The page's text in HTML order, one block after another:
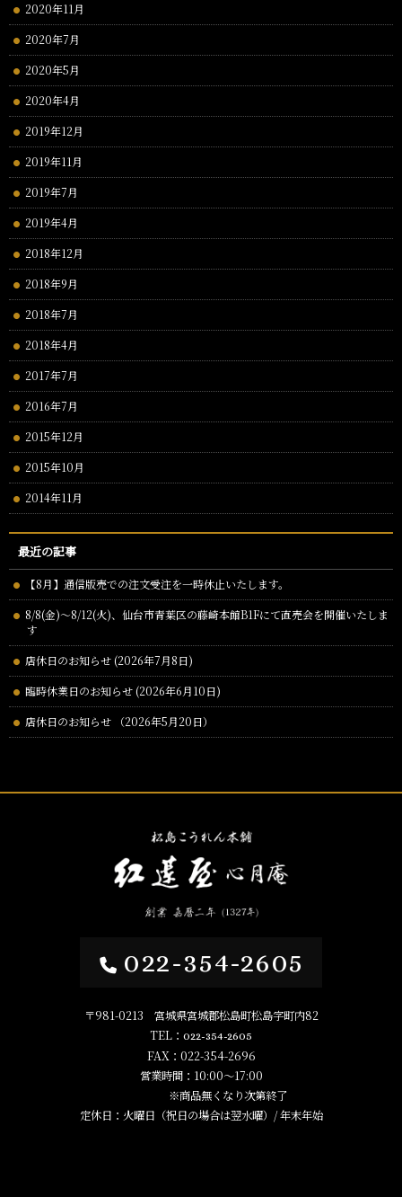
2020年11月
2020年7月
2020年5月
2020年4月
2019年12月
2019年11月
2019年7月
2019年4月
2018年12月
2018年9月
2018年7月
2018年4月
2017年7月
2016年7月
2015年12月
2015年10月
2014年11月
最近の記事
【8月】通信版売での注文受注を一時休止いたします。
8/8(金)～8/12(火)、仙台市青葉区の藤崎本館B1Fにて直売会を開催いたしま
す
店休日のお知らせ (2026年7月8日)
臨時休業日のお知らせ (2026年6月10日)
店休日のお知らせ （2026年5月20日）
022-354-2605
〒981-0213 宮城県宮城郡松島町松島字町内82
TEL： 022-354-2605
FAX：022-354-2696
営業時間：10:00～17:00
※商品無くなり次第終了
定休日：火曜日（祝日の場合は翌水曜）/ 年末年始